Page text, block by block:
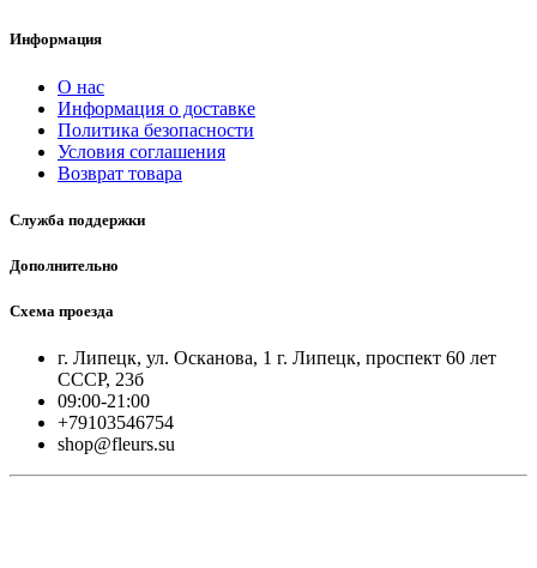
Информация
О нас
Информация о доставке
Политика безопасности
Условия соглашения
Возврат товара
Служба поддержки
Дополнительно
Схема проезда
г. Липецк, ул. Осканова, 1 г. Липецк, проспект 60 лет
СССР, 23б
09:00-21:00
+79103546754
shop@fleurs.su